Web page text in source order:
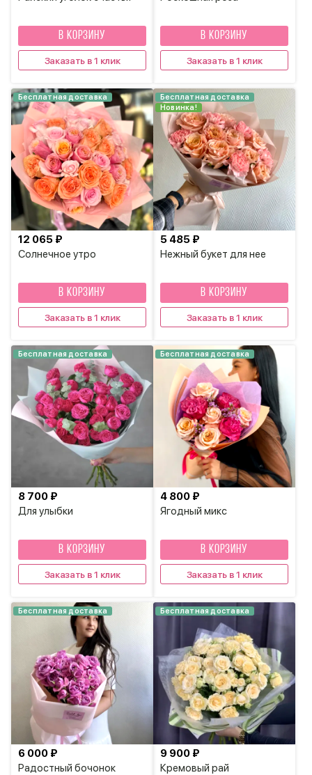
В КОРЗИНУ
Заказать в 1 клик
В КОРЗИНУ
Заказать в 1 клик
Бесплатная доставка
Солнечное утро
12 065 ₽
В КОРЗИНУ
Заказать в 1 клик
Бесплатная доставка
Новинка!
Нежный букет для нее
5 485 ₽
В КОРЗИНУ
Заказать в 1 клик
Бесплатная доставка
Для улыбки
8 700 ₽
В КОРЗИНУ
Заказать в 1 клик
Бесплатная доставка
Ягодный микс
4 800 ₽
В КОРЗИНУ
Заказать в 1 клик
Бесплатная доставка
Радостный бочонок
6 000 ₽
Бесплатная доставка
Кремовый рай
9 900 ₽